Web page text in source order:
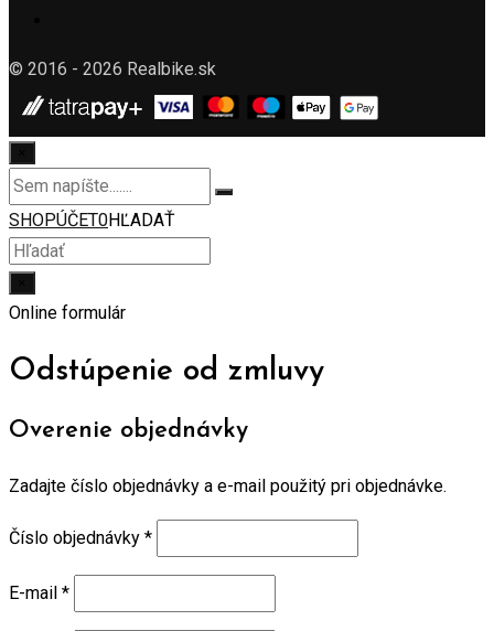
© 2016 - 2026 Realbike.sk
SHOPÚČET0HĽADAŤ
Online formulár
Odstúpenie od zmluvy
Overenie objednávky
Zadajte číslo objednávky a e-mail použitý pri objednávke.
Číslo objednávky *
E-mail *